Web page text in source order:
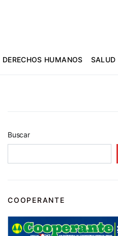
DERECHOS HUMANOS SALUD
Buscar
COOPERANTE